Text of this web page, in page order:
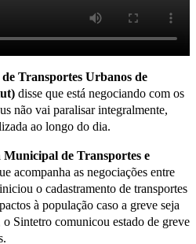
Transportes Urbanos de
disse que está negociando com os
não vai paralisar integralmente,
ao longo do dia.
Municipal de Transportes e
acompanha as negociações entre
o cadastramento de transportes
à população caso a greve seja
Sintetro comunicou estado de greve